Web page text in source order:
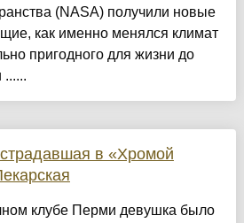
(NASA) получили новые
как именно менялся климат
пригодного для жизни до
......
в «Хромой
клубе Перми девушка было